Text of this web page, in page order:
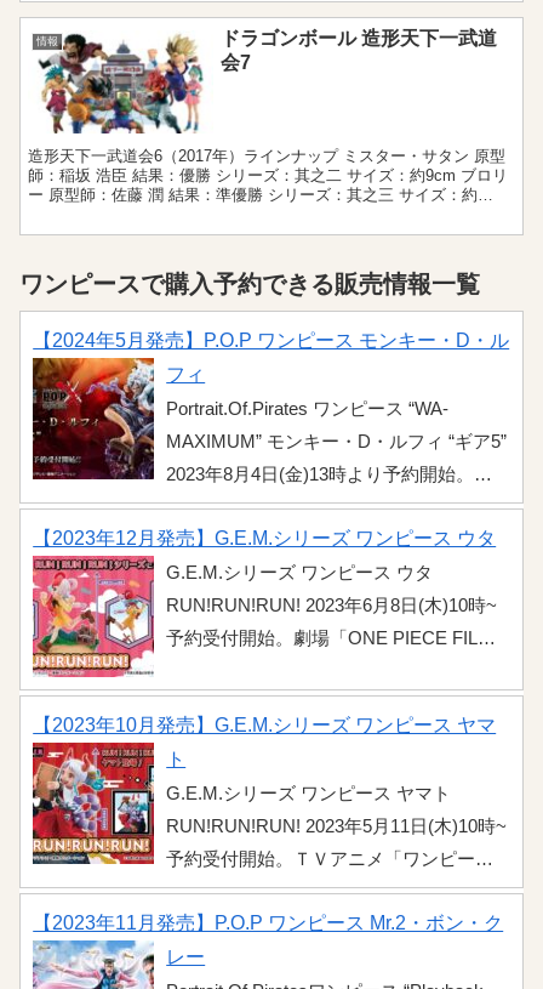
情報
ドラゴンボール 造形天下一武道
会7
造形天下一武道会6（2017年）ラインナップ ミスター・サタン 原型
師：稲坂 浩臣 結果：優勝 シリーズ：其之二 サイズ：約9cm ブロリ
ー 原型師：佐藤 潤 結果：準優勝 シリーズ：其之三 サイズ：約
ワンピースで購入予約できる販売情報一覧
【2024年5月発売】P.O.P ワンピース モンキー・D・ル
フィ
Portrait.Of.Pirates ワンピース “WA-
MAXIMUM” モンキー・D・ルフィ “ギア5”
2023年8月4日(金)13時より予約開始。
P.O.Pの”WA-MAXIMUM”シリーズにワノ
国編でカイドウとの戦いでギア5の覚醒し
たニカこと「モンキー・D・ルフィ」が登
場！ビッグサイズで一番くじに続き立体
化したハイクオリティフィギュアの販売
でチェックしましょう！ 販売情報 ...
【2023年12月発売】G.E.M.シリーズ ワンピース ウタ
G.E.M.シリーズ ワンピース ウタ
RUN!RUN!RUN! 2023年6月8日(木)10時~
予約受付開始。劇場「ONE PIECE FILM
RUN！」シリーズ第4弾から幼少期の「ウ
タ」をイメージしたシーンが立体化され
ました！ルフィと一緒に遊んで走り回る
ような姿で登場。こちらで販売情報など
をまとめましたのでチェックしましょ
【2023年10月発売】G.E.M.シリーズ ワンピース ヤマ
ト
G.E.M.シリーズ ワンピース ヤマト
RUN!RUN!RUN! 2023年5月11日(木)10時~
予約受付開始。ＴＶアニメ「ワンピー
ス」よりG.E.M.「RUN！RUN！RUN！」
シリーズ第3弾から幼少期の「ヤマト」を
イメージしたシーンが立体化されまし
【2023年11月発売】P.O.P ワンピース Mr.2・ボン・ク
レー